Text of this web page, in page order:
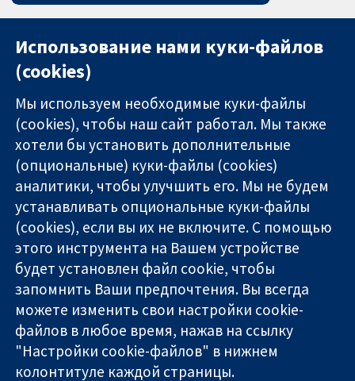
Надёжные
доказательства
Информированные
решения
Во благо
здоровья
11-13 Cavendish
Square
London
W1G 0AN
United Kingdom
Связаться с
нами
Новости
Пресс-
служба
О нас
Работа
Cochrane
Library
Использование нами куки-файлов
(cookies)
Мы используем необходимые куки-файлы
(cookies), чтобы наш сайт работал. Мы также
хотели бы установить дополнительные
(опциональные) куки-файлы (cookies)
аналитики, чтобы улучшить его. Мы не будем
устанавливать опциональные куки-файлы
(cookies), если вы их не включите. С помощью
этого инструмента на Вашем устройстве
будет установлен файл cookie, чтобы
запомнить Ваши предпочтения. Вы всегда
можете изменить свои настройки cookie-
файлов в любое время, нажав на ссылку
"Настройки cookie-файлов" в нижнем
колонтитуле каждой страницы.